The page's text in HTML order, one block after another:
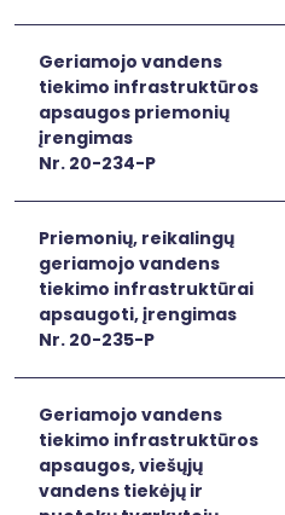
Geriamojo vandens
tiekimo infrastruktūros
apsaugos priemonių
įrengimas
Nr. 20-234-P
Priemonių, reikalingų
geriamojo vandens
tiekimo infrastruktūrai
apsaugoti, įrengimas
Nr. 20-235-P
Geriamojo vandens
tiekimo infrastruktūros
apsaugos, viešųjų
vandens tiekėjų ir